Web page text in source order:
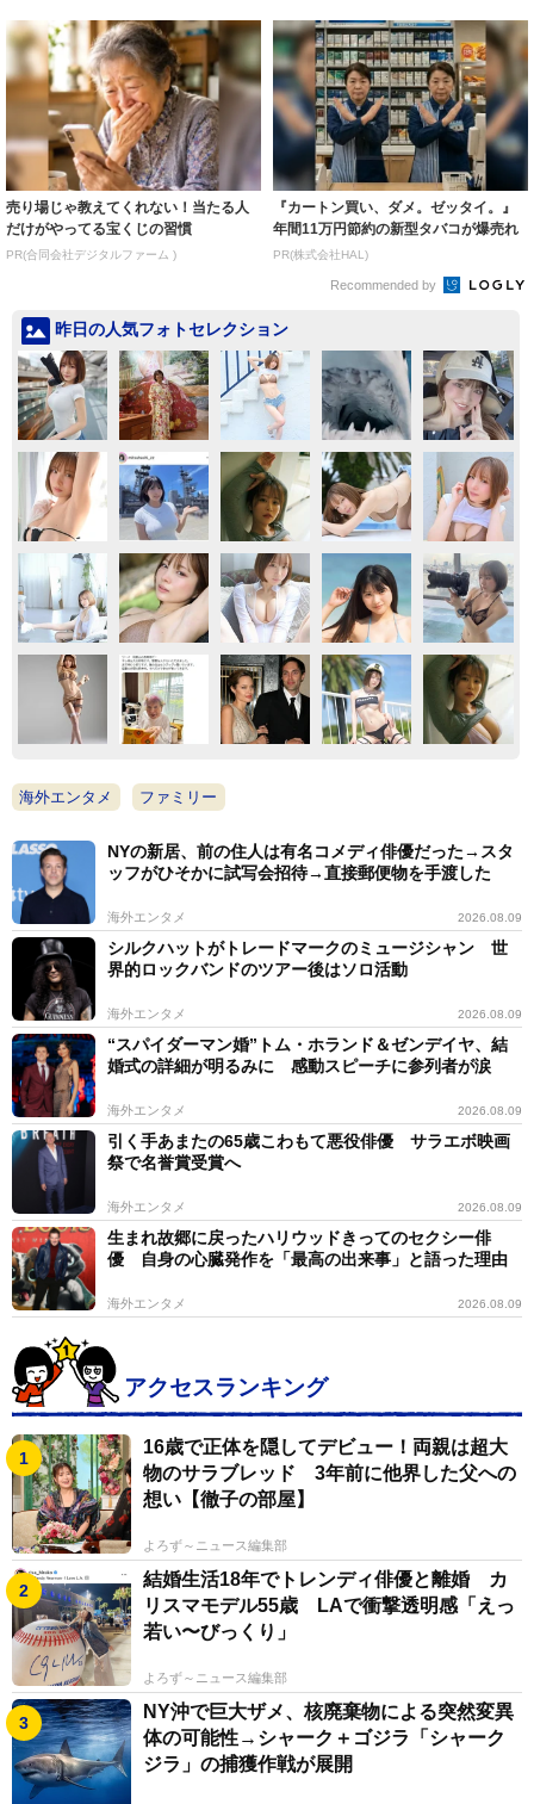
売り場じゃ教えてくれない！当たる人
だけがやってる宝くじの習慣
PR(合同会社デジタルファーム )
『カートン買い、ダメ。ゼッタイ。』
年間11万円節約の新型タバコが爆売れ
PR(株式会社HAL)
Recommended by
昨日の人気フォトセレクション
海外エンタメ ファミリー
NYの新居、前の住人は有名コメディ俳優だった→スタ
ッフがひそかに試写会招待→直接郵便物を手渡した
海外エンタメ 2026.08.09
シルクハットがトレードマークのミュージシャン 世
界的ロックバンドのツアー後はソロ活動
海外エンタメ 2026.08.09
“スパイダーマン婚”トム・ホランド＆ゼンデイヤ、結
婚式の詳細が明るみに 感動スピーチに参列者が涙
海外エンタメ 2026.08.09
引く手あまたの65歳こわもて悪役俳優 サラエボ映画
祭で名誉賞受賞へ
海外エンタメ 2026.08.09
生まれ故郷に戻ったハリウッドきってのセクシー俳
優 自身の心臓発作を「最高の出来事」と語った理由
海外エンタメ 2026.08.09
アクセスランキング
16歳で正体を隠してデビュー！両親は超大
物のサラブレッド 3年前に他界した父への
想い【徹子の部屋】
よろず～ニュース編集部
結婚生活18年でトレンディ俳優と離婚 カ
リスマモデル55歳 LAで衝撃透明感「えっ
若い〜びっくり」
よろず～ニュース編集部
NY沖で巨大ザメ、核廃棄物による突然変異
体の可能性→シャーク＋ゴジラ「シャーク
ジラ」の捕獲作戦が展開